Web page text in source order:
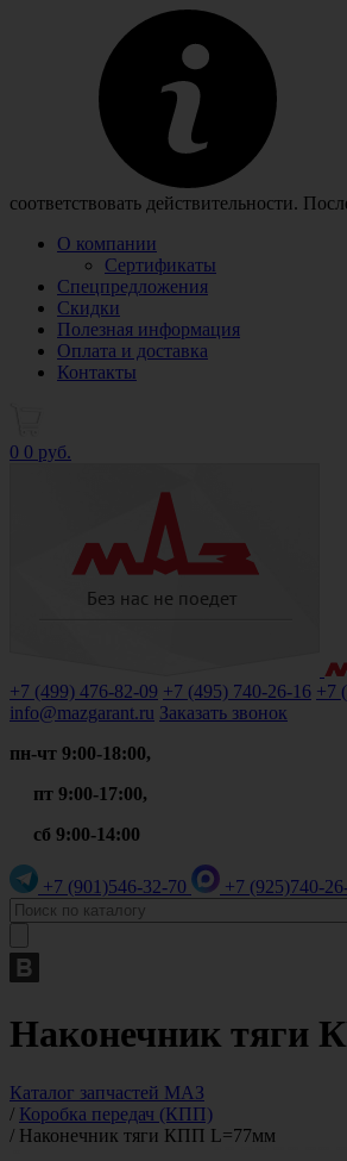
соответствовать действительности.
О компании
Сертификаты
Спецпредложения
Скидки
Полезная информация
Оплата и доставка
Контакты
0 0 руб.
+7 (499) 476-82-09 +7 (495) 740-26-16 +7
info@mazgarant.ru Заказать звонок
пн-чт 9:00-18:00,
пт 9:00-17:00,
сб 9:00-14:00
+7 (901)546-32-70 +7 (925)740-
Наконечник тяги
Каталог запчастей МАЗ
/ Коробка передач (КПП)
/ Наконечник тяги КПП L=77мм